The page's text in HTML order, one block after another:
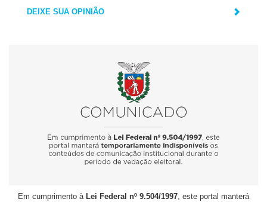
DEIXE SUA OPINIÃO
Em cumprimento à Lei Federal nº 9.504/1997, este portal manterá